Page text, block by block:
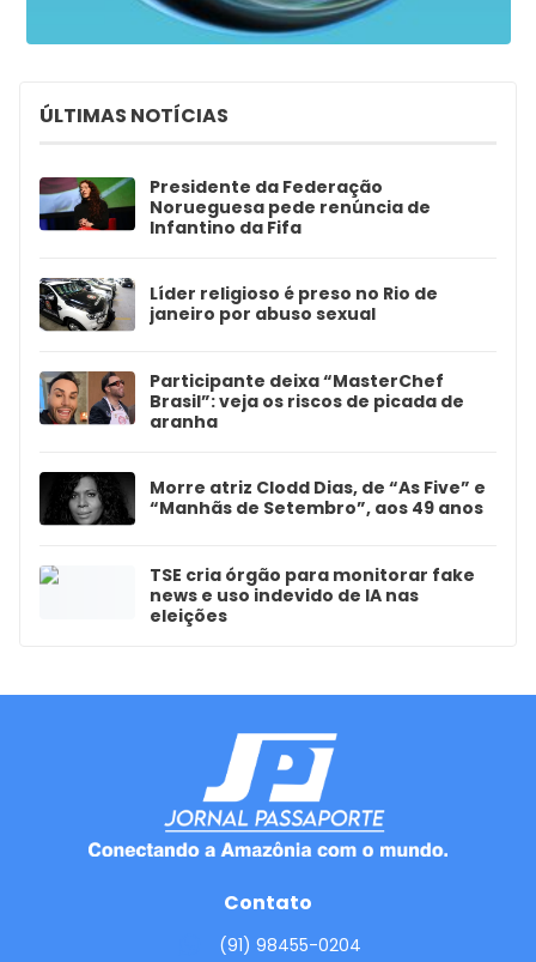
ÚLTIMAS NOTÍCIAS
Presidente da Federação
Norueguesa pede renúncia de
Infantino da Fifa
Líder religioso é preso no Rio de
janeiro por abuso sexual
Participante deixa “MasterChef
Brasil”: veja os riscos de picada de
aranha
Morre atriz Clodd Dias, de “As Five” e
“Manhãs de Setembro”, aos 49 anos
TSE cria órgão para monitorar fake
news e uso indevido de IA nas
eleições
Contato
(91) 98455-0204